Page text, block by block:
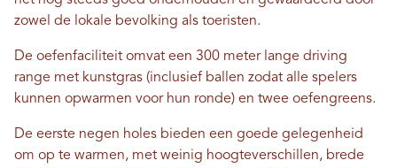
zowel de lokale bevolking als toeristen.
De oefenfaciliteit omvat een 300 meter lange driving
range met kunstgras (inclusief ballen zodat alle spelers
kunnen opwarmen voor hun ronde) en twee oefengreens.
De eerste negen holes bieden een goede gelegenheid
om op te warmen, met weinig hoogteverschillen, brede